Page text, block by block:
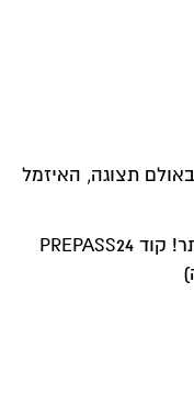
תצוגה, האיזמל
הנחות לפני פסח 7% הנחה על כל האתר! קוד PREPASS24